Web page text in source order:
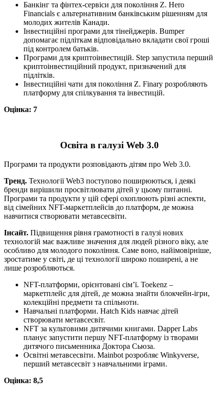
Банкінг та фінтех-сервіси для покоління Z. Hero
Financials є альтернативним банківським рішенням для
молодих жителів Канади.
Інвестиційні програми для тінейджерів. Bumper
допомагає підліткам відповідально вкладати свої гроші
під контролем батьків.
Програми для криптоінвестицій. Step запустила перший
криптоінвестиційний продукт, призначений для
підлітків.
Інвестиційні чати для покоління Z. Finary розробляють
платформу для спілкування та інвестицій.
Оцінка: 7
Освіта в галузі Web 3.0
Програми та продукти розповідають дітям про Web 3.0.
Тренд. Технології Web3 поступово поширюються, і деякі
бренди вирішили просвітлювати дітей у цьому питанні.
Програми та продукти у цій сфері охоплюють різні аспекти,
від сімейних NFT-маркетплейсів до платформ, де можна
навчитися створювати метавсесвіти.
Інсайт. Підвищення рівня грамотності в галузі нових
технологій має важливе значення для людей різного віку, але
особливо для молодого покоління. Саме воно, найімовірніше,
зростатиме у світі, де ці технології широко поширені, а не
лише розробляються.
NFT-платформи, орієнтовані сім’ї. Toekenz –
маркетплейс для дітей, де можна знайти блокчейн-ігри,
колекційні предмети та спільноти.
Навчальні платформи. Hatch Kids навчає дітей
створювати метавсесвіт.
NFT за культовими дитячими книгами. Dapper Labs
планує запустити першу NFT-платформу із творами
дитячого письменника Доктора Сьюза.
Освітні метавсесвіти. Mainbot розробляє Winkyverse,
перший метавсесвіт з навчальними іграми.
Оцінка: 8,5